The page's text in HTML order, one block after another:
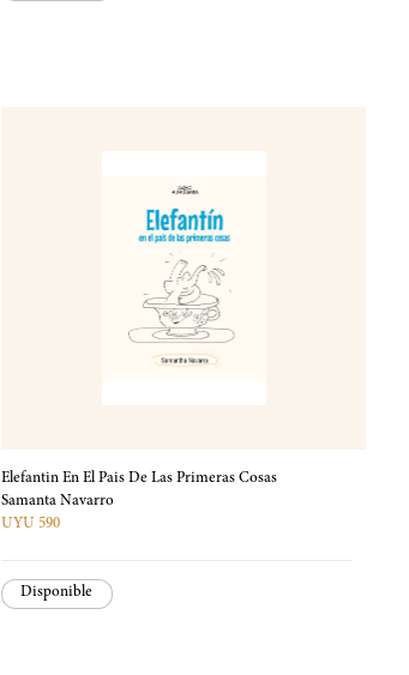
Elefantin En El Pais De Las Primeras Cosas
Samanta Navarro
UYU 590
Disponible